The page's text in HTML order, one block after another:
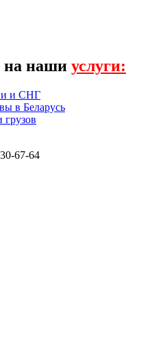
на наши услуги:
и СНГ
в Беларусь
грузов
67-64